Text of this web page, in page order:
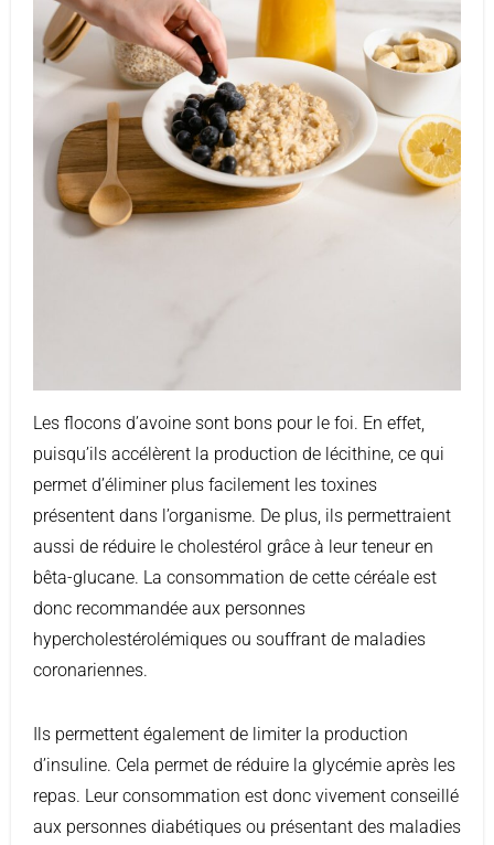
Les flocons d’avoine sont bons pour le foi. En effet,
puisqu’ils accélèrent la production de lécithine, ce qui
permet d’éliminer plus facilement les toxines
présentent dans l’organisme. De plus, ils permettraient
aussi de réduire le cholestérol grâce à leur teneur en
bêta-glucane. La consommation de cette céréale est
donc recommandée aux personnes
hypercholestérolémiques ou souffrant de maladies
coronariennes.
Ils permettent également de limiter la production
d’insuline. Cela permet de réduire la glycémie après les
repas. Leur consommation est donc vivement conseillé
aux personnes diabétiques ou présentant des maladies